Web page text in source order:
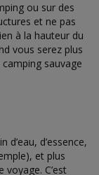
ou sur des
et ne pas
à la hauteur du
vous serez plus
sauvage
d’essence,
et plus
C’est